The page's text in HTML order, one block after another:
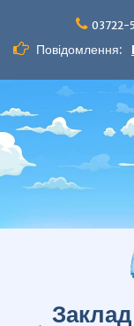
вмісту
03722-
Повідомлення: